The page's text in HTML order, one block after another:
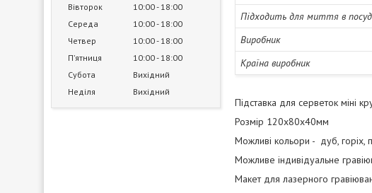
Вівторок
10:00 18:00
Середа
10:00 18:00
Четвер
10:00 18:00
Пʼятниця
10:00 18:00
Субота
Вихідний
Неділя
Вихідний
Підходить для миття в
Виробник
Країна виробник
Підставка для серветок міні
Розмір 120х80х40мм
Можливі кольори - дуб, горіх,
Можливе індивідуальне
Макет для лазерного